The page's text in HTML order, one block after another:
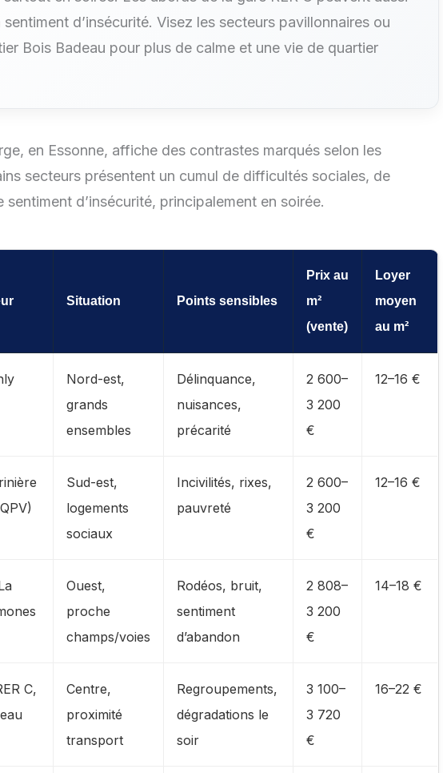
sentiment d’insécurité. Visez les secteurs pavillonnaires ou
Bois Badeau pour plus de calme et une vie de quartier
en Essonne, affiche des contrastes marqués selon les
secteurs présentent un cumul de difficultés sociales, de
sentiment d’insécurité, principalement en soirée.
Situation Points sensibles
Prix au
m²
(vente)
Loyer
moyen
au m²
Nord-est,
grands
ensembles
Délinquance,
nuisances,
précarité
2 600–
3 200
€
12–16 €
Sud-est,
logements
sociaux
Incivilités, rixes,
pauvreté
2 600–
3 200
€
12–16 €
Ouest,
proche
champs/voies
Rodéos, bruit,
sentiment
d’abandon
2 808–
3 200
€
14–18 €
C,
Centre,
proximité
transport
Regroupements,
dégradations le
soir
3 100–
3 720
€
16–22 €